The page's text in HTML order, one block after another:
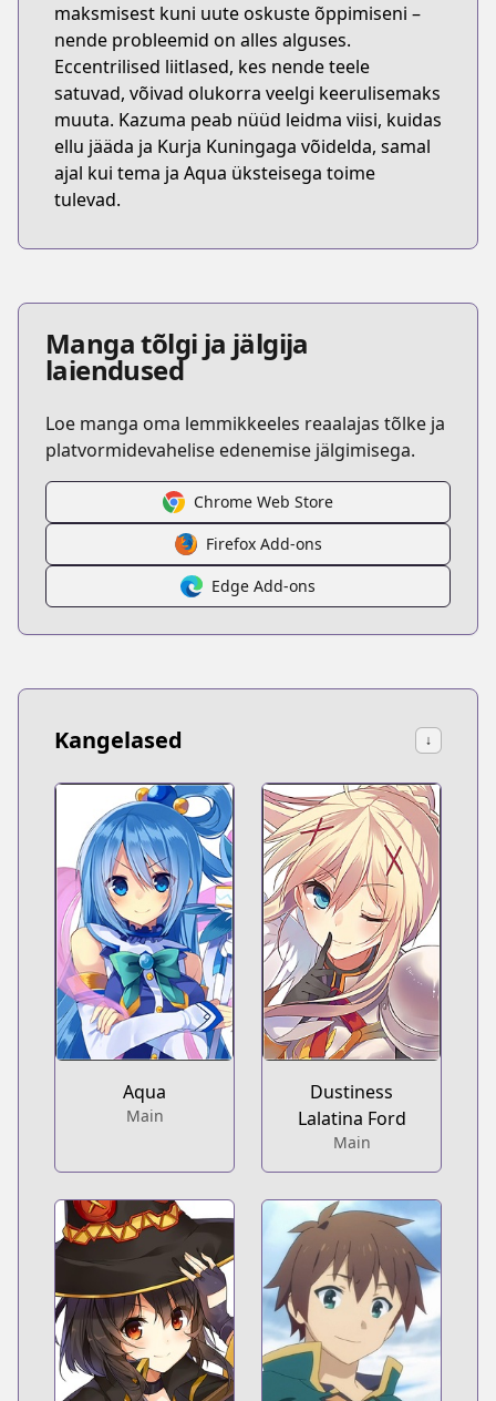
maksmisest kuni uute oskuste õppimiseni –
nende probleemid on alles alguses.
Eccentrilised liitlased, kes nende teele
satuvad, võivad olukorra veelgi keerulisemaks
muuta. Kazuma peab nüüd leidma viisi, kuidas
ellu jääda ja Kurja Kuningaga võidelda, samal
ajal kui tema ja Aqua üksteisega toime
tulevad.
Manga tõlgi ja jälgija
laiendused
Loe manga oma lemmikkeeles reaalajas tõlke ja
platvormidevahelise edenemise jälgimisega.
Chrome Web Store
Firefox Add-ons
Edge Add-ons
Kangelased ↓
Aqua
Main
Dustiness
Lalatina Ford
Main